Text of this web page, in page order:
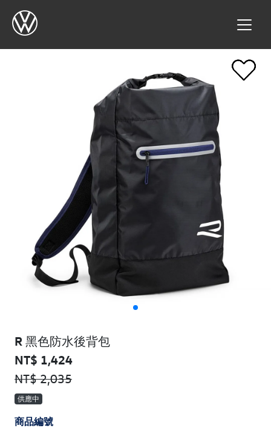
R 黑色防水後背包
NT$ 1,424
NT$ 2,035
供應中
商品編號